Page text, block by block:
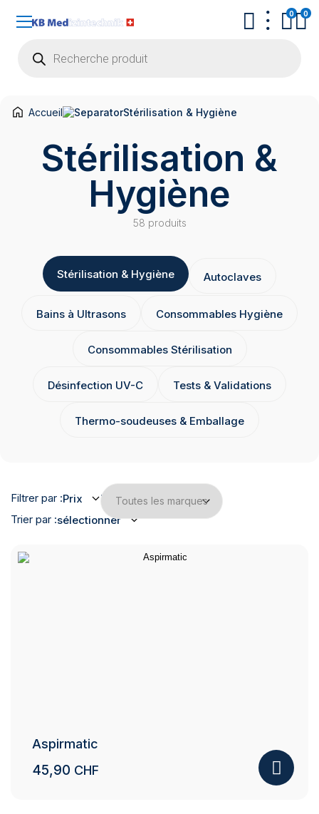
produits
0 0
Accueil Stérilisation & Hygiène
Stérilisation &
Hygiène
58 produits
Stérilisation & Hygiène Autoclaves
Bains à Ultrasons Consommables Hygiène
Consommables Stérilisation
Désinfection UV-C Tests & Validations
Thermo-soudeuses & Emballage
Filtrer par :Prix
Marques
Trier par :sélectionner
Aspirmatic
45,90 CHF